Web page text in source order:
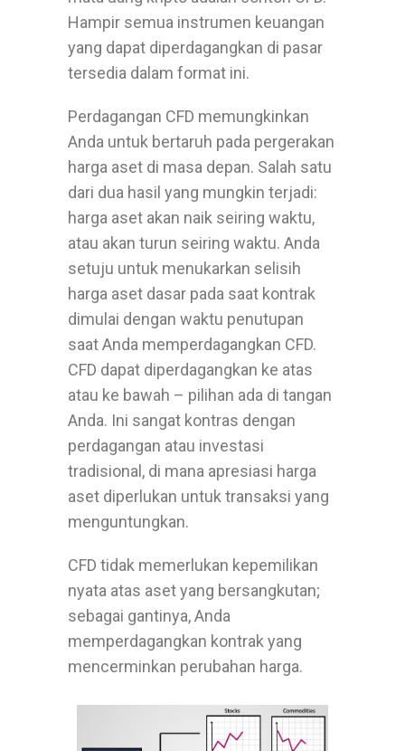
Hampir semua instrumen keuangan
yang dapat diperdagangkan di pasar
tersedia dalam format ini.
Perdagangan CFD memungkinkan
Anda untuk bertaruh pada pergerakan
harga aset di masa depan. Salah satu
dari dua hasil yang mungkin terjadi:
harga aset akan naik seiring waktu,
atau akan turun seiring waktu. Anda
setuju untuk menukarkan selisih
harga aset dasar pada saat kontrak
dimulai dengan waktu penutupan
saat Anda memperdagangkan CFD.
CFD dapat diperdagangkan ke atas
atau ke bawah – pilihan ada di tangan
Anda. Ini sangat kontras dengan
perdagangan atau investasi
tradisional, di mana apresiasi harga
aset diperlukan untuk transaksi yang
menguntungkan.
CFD tidak memerlukan kepemilikan
nyata atas aset yang bersangkutan;
sebagai gantinya, Anda
memperdagangkan kontrak yang
mencerminkan perubahan harga.